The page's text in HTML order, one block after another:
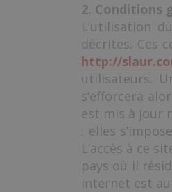
2. Conditions
L’utilisation
décrites. Ces
http://
utilisateurs.
s’efforcera
est mis à jour
: elles
L’accès à ce
pays où il
internet est